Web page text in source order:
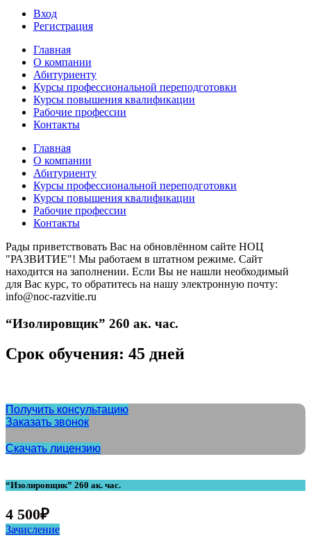
Вход
Регистрация
Главная
О компании
Абитуриенту
Курсы профессиональной переподготовки
Курсы повышения квалификации
Рабочие профессии
Контакты
Главная
О компании
Абитуриенту
Курсы профессиональной переподготовки
Курсы повышения квалификации
Рабочие профессии
Контакты
Рады приветствовать Вас на обновлённом сайте НОЦ
"РАЗВИТИЕ"! Мы работаем в штатном режиме. Сайт
находится на заполнении. Если Вы не нашли необходимый
для Вас курс, то обратитесь на нашу электронную почту:
info@noc-razvitie.ru
“Изолировщик” 260 ак. час.
Срок обучения: 45 дней
Получить консультацию
Заказать звонок
Скачать лицензию
“Изолировщик” 260 ак. час.
4 500₽
Зачисление